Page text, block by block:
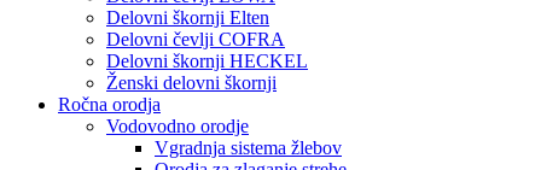
Delovni škornji Elten
Delovni čevlji COFRA
Delovni škornji HECKEL
Ženski delovni škornji
Ročna orodja
Vodovodno orodje
Vgradnja sistema žlebov